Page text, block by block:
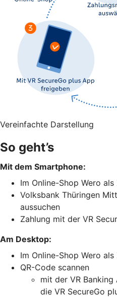
Vereinfachte Darstellung
So geht’s
Mit dem Smartphone:
Im Online-Shop Wero
Volksbank Thüringen
aussuchen
Zahlung mit der VR
Am Desktop:
Im Online-Shop Wero
QR-Code scannen
mit der VR
die VR SecureGo